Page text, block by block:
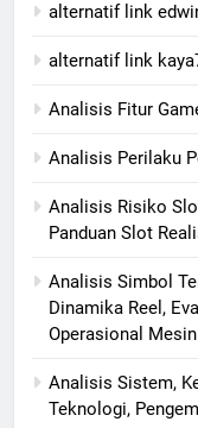
alternatif link
alternatif link
Analisis Fitur
Analisis Perilaku
Analisis Risiko
Panduan Slot
Analisis Simbol
Dinamika Reel,
Operasional Mesin
Analisis Sistem,
Teknologi,